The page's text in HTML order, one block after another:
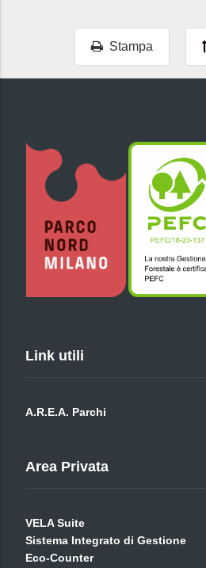
Stampa
Link utili
A.R.E.A. Parchi
Area Privata
VELA Suite
Sistema Integrato di Gestione
Eco-Counter